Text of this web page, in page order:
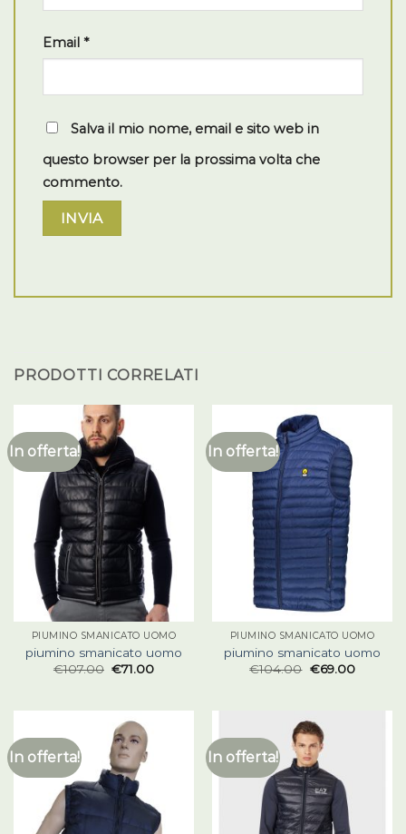
Email *
Salva il mio nome, email e sito web in
questo browser per la prossima volta che
commento.
PRODOTTI CORRELATI
In offerta!
PIUMINO SMANICATO UOMO
piumino smanicato uomo
€107.00 €71.00
In offerta!
PIUMINO SMANICATO UOMO
piumino smanicato uomo
€104.00 €69.00
In offerta! In offerta!